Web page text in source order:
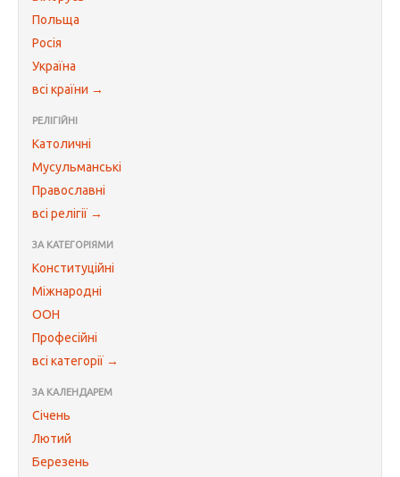
Польща
Росія
Україна
всі країни →
РЕЛІГІЙНІ
Католичні
Мусульманські
Православні
всі релігії →
ЗА КАТЕГОРІЯМИ
Конституційні
Міжнародні
ООН
Професійні
всі категорії →
ЗА КАЛЕНДАРЕМ
Січень
Лютий
Березень